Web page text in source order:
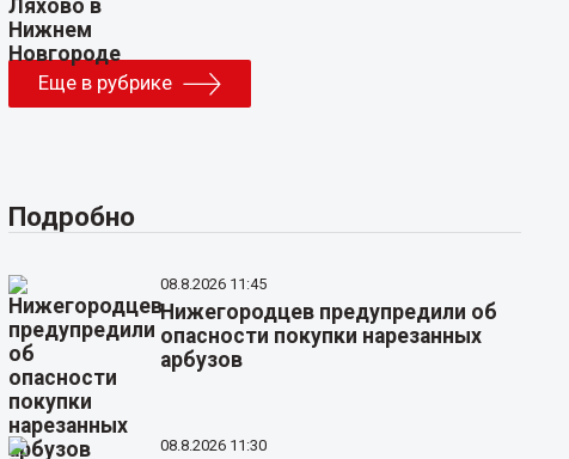
Еще в рубрике
Подробно
08.8.2026 11:45
Нижегородцев предупредили об
опасности покупки нарезанных
арбузов
08.8.2026 11:30